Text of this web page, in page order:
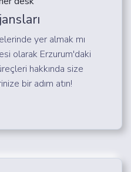
yer almak mı
olarak Erzurum'daki
hakkında size
bir adım atın!